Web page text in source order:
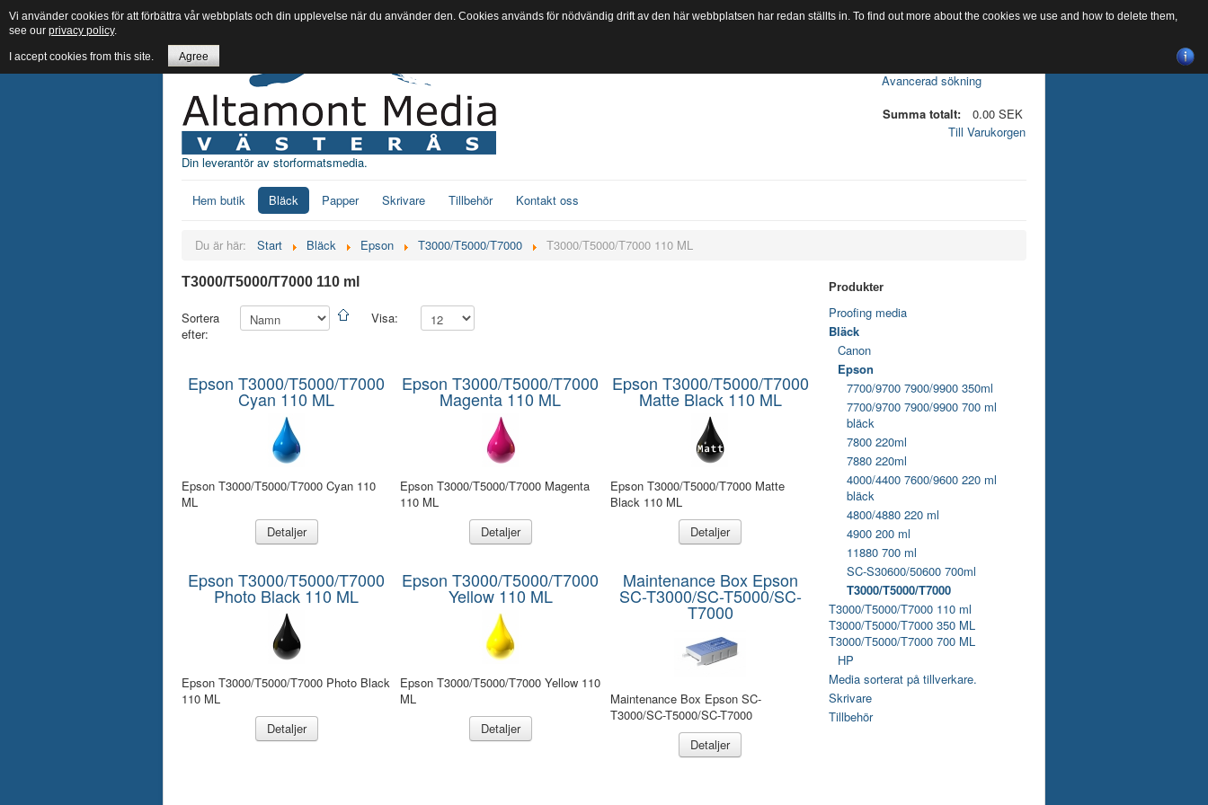
Din leverantör av storformatsmedia.
Avancerad sökning
Summa totalt:
0.00 SEK
Till Varukorgen
Hem butik Bläck Papper Skrivare Tillbehör Kontakt oss
Du är här: Start Bläck Epson T3000/T5000/T7000 T3000/T5000/T7000 110 ML
T3000/T5000/T7000 110 ml
Sortera
efter:
Visa:
Epson T3000/T5000/T7000
Cyan 110 ML
Epson T3000/T5000/T7000 Cyan 110
ML
Detaljer
Epson T3000/T5000/T7000
Magenta 110 ML
Epson T3000/T5000/T7000 Magenta
110 ML
Detaljer
Epson T3000/T5000/T7000
Matte Black 110 ML
Epson T3000/T5000/T7000 Matte
Black 110 ML
Detaljer
Epson T3000/T5000/T7000
Photo Black 110 ML
Epson T3000/T5000/T7000 Photo Black
110 ML
Detaljer
Epson T3000/T5000/T7000
Yellow 110 ML
Epson T3000/T5000/T7000 Yellow 110
ML
Detaljer
Maintenance Box Epson
SC-T3000/SC-T5000/SC-
T7000
Maintenance Box Epson SC-
T3000/SC-T5000/SC-T7000
Detaljer
Produkter
Proofing media
Bläck
Canon
Epson
7700/9700 7900/9900 350ml
7700/9700 7900/9900 700 ml
bläck
7800 220ml
7880 220ml
4000/4400 7600/9600 220 ml
bläck
4800/4880 220 ml
4900 200 ml
11880 700 ml
SC-S30600/50600 700ml
T3000/T5000/T7000
T3000/T5000/T7000 110 ml
T3000/T5000/T7000 350 ML
T3000/T5000/T7000 700 ML
HP
Media sorterat på tillverkare.
Skrivare
Tillbehör
Vi använder cookies för att förbättra vår webbplats och din upplevelse när du använder den. Cookies används för nödvändig drift av den här webbplatsen har redan ställts in. To find out more about the cookies we use and how to delete them,
see our privacy policy.
I accept cookies from this site. Agree